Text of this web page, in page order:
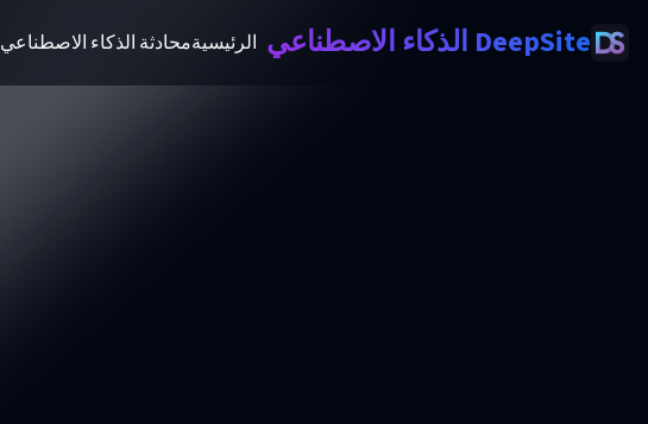
DeepSite الذكاء الاصطناعي الرئيسيةمحادثة الذكاء الاصطناعي